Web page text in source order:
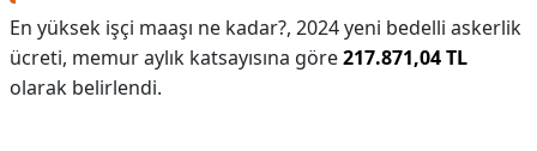
En yüksek işçi maaşı ne kadar?, 2024 yeni bedelli askerlik
ücreti, memur aylık katsayısına göre217.871,04 TL
olarak belirlendi.